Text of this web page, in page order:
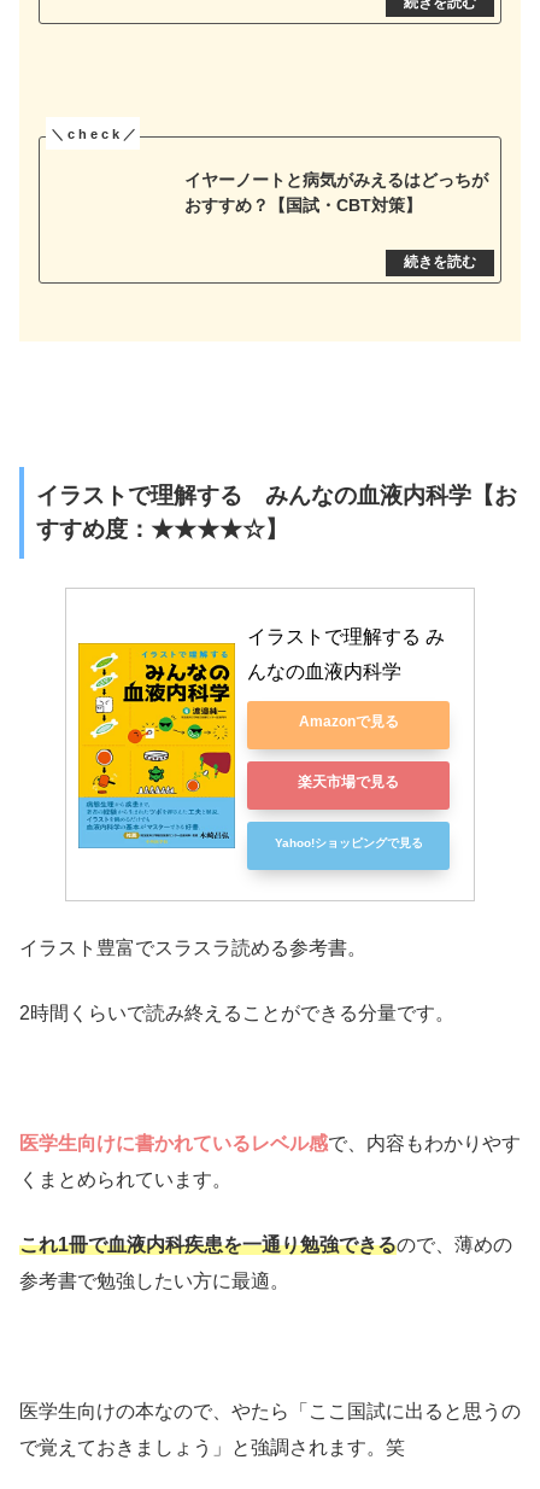
イヤーノートと病気がみえるはどっちが
おすすめ？【国試・CBT対策】
イラストで理解する みんなの血液内科学【お
すすめ度：★★★★☆】
イラストで理解する み
んなの血液内科学
Amazonで見る
楽天市場で見る
Yahoo!ショッピングで見る
イラスト豊富でスラスラ読める参考書。
2時間くらいで読み終えることができる分量です。
医学生向けに書かれているレベル感で、内容もわかりやす
くまとめられています。
これ1冊で血液内科疾患を一通り勉強できるので、薄めの
参考書で勉強したい方に最適。
医学生向けの本なので、やたら「ここ国試に出ると思うの
で覚えておきましょう」と強調されます。笑